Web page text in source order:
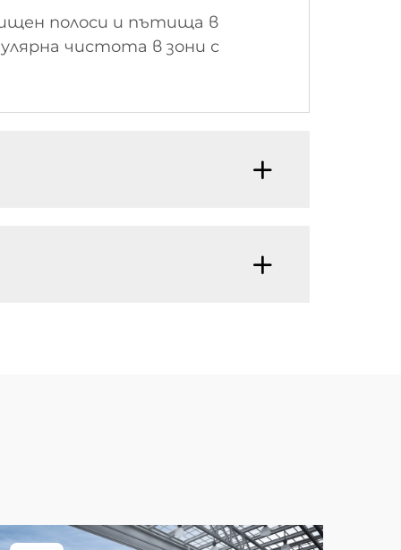
полоси и пътища в
чистота в зони с